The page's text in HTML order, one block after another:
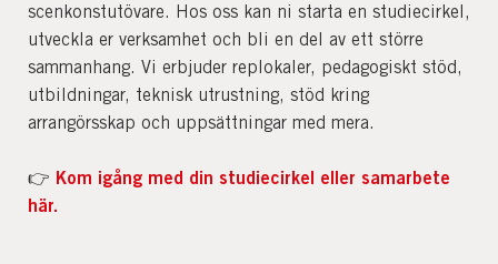
scenkonstutövare. Hos oss kan ni starta en studiecirkel,
utveckla er verksamhet och bli en del av ett större
sammanhang. Vi erbjuder replokaler, pedagogiskt stöd,
utbildningar, teknisk utrustning, stöd kring
arrangörsskap och uppsättningar med mera.
👉 Kom igång med din studiecirkel eller samarbete
här.